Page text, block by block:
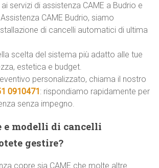
servizi di assistenza CAME a Budrio e
CAME Budrio, siamo
di cancelli automatici di ultima
scelta del sistema più adatto alle tue
estetica e budget.
personalizzato, chiama il nostro
0910471: rispondiamo rapidamente per
senza impegno.
e modelli di cancelli
gestire?
copre sia CAME che molte altre